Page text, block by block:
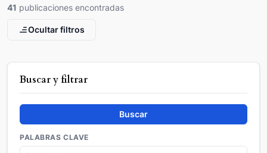
41 publicaciones encontradas
Ocultar filtros
Buscar y filtrar
Buscar
PALABRAS CLAVE